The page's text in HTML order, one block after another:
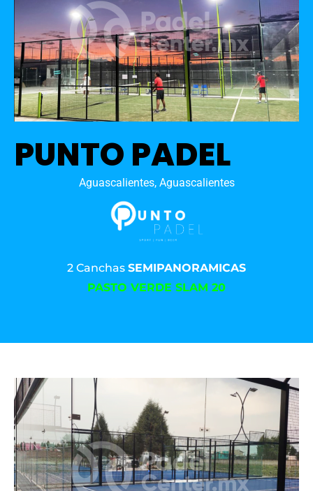
PUNTO PADEL
Aguascalientes, Aguascalientes
2 Canchas SEMIPANORAMICAS
PASTO VERDE SLAM 20